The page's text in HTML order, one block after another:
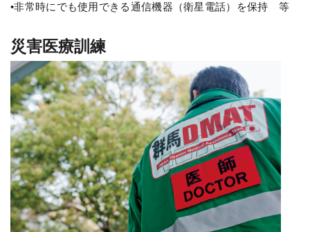
•非常時にでも使用できる通信機器（衛星電話）を保持 等
災害医療訓練